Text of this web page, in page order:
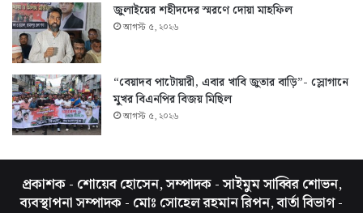
জুলাইয়ের শহীদদের স্মরণে দোয়া মাহফিল
আগস্ট ৫, ২০২৬
“বেয়াদব পাটোয়ারী, এবার খাবি জুতার বাড়ি”- স্লোগানে
মুখর বিএনপির বিজয় মিছিল
আগস্ট ৫, ২০২৬
প্রকাশক - শোয়েব হোসেন, সম্পাদক - সাইমুম সাব্বির শোভন,
ব্যবস্থাপনা সম্পাদক - মোঃ সোহেল রহমান রিপন, বার্তা বিভাগ -